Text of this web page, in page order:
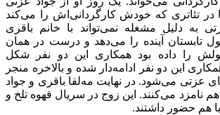
تئاتری که خودش کارگردانی‌اش را می‌کند
به دلیل مشغله نمی‌تواند با خانم باقری
تابستان آینده را می‌دهد و درست در همان
را داده بود همکاری این دو نفر شکل
این دو نفر ادامه‌دار شده و بالاخره منجر
عزتی می‌شود. در نهایت مه‌لقا باقری و جواد
در سال ۸۵ با هم نامزد می‌کنند. این زوج در سریال قهوه تلخ و